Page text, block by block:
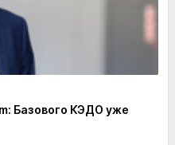
Базового КЭДО уже